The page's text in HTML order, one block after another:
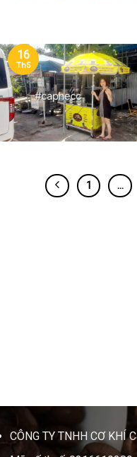
16
Th5
1 …
CÔNG TY TNHH CƠ KHÍ